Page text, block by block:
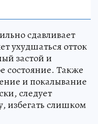
сдавливает
ухудшаться отток
застой и
состояние. Также
и покалывание
следует
избегать слишком